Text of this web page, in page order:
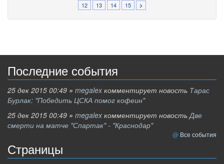
12
13 14 15 >
Последние события
25 дек 2015 00:49 » megalex комментирует новость Тарас
Бурлак: "Победить ЦСКА помог кофеин"
25 дек 2015 00:49 » megalex комментирует новостьДве
смерти на матче "Спартак" - "Краснодар"
Все события
Страницы